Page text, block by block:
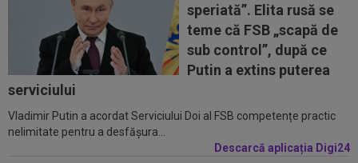
speriată”. Elita rusă se
teme că FSB „scapă de
sub control”, după ce
Putin a extins puterea
serviciului
Vladimir Putin a acordat Serviciului Doi al FSB competențe practic
nelimitate pentru a desfășura...
Descarcă aplicația Digi24
”Au vrut să-l omoare pe Messi”. Starul
argentinian, vizat de un atentat cu...
10:05
Ce veste pentru Jose Mourinho: Real Madrid a
găsit înlocuitor, după ce Rodri a...
09:49
Gata: făcut praf de Gigi Becali, a decis și vrea
să plece de la FCSB! ”Mi-e și...